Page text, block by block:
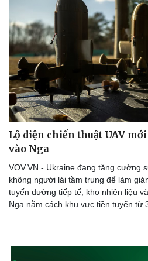
Thông tin doanh nghiệp
Doanh nghiệp 24h
Doanh nhân
Vì cộng đồng
Lộ diện chiến thuật UAV
vào Nga
VOV.VN - Ukraine đang tăng cường
không người lái tầm trung để làm
tuyến đường tiếp tế, kho nhiên liệu
Nga nằm cách khu vực tiền tuyến từ